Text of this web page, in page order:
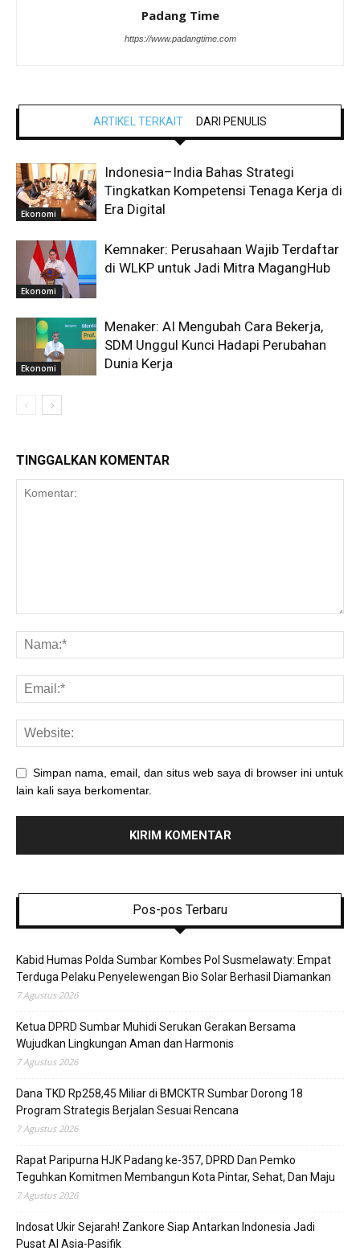
Padang Time
https://www.padangtime.com
ARTIKEL TERKAIT DARI PENULIS
Ekonomi
Indonesia–India Bahas Strategi
Tingkatkan Kompetensi Tenaga Kerja di
Era Digital
Ekonomi
Kemnaker: Perusahaan Wajib Terdaftar
di WLKP untuk Jadi Mitra MagangHub
Ekonomi
Menaker: AI Mengubah Cara Bekerja,
SDM Unggul Kunci Hadapi Perubahan
Dunia Kerja
TINGGALKAN KOMENTAR
Simpan nama, email, dan situs web saya di browser ini untuk
lain kali saya berkomentar.
Pos-pos Terbaru
Kabid Humas Polda Sumbar Kombes Pol Susmelawaty: Empat
Terduga Pelaku Penyelewengan Bio Solar Berhasil Diamankan
7 Agustus 2026
Ketua DPRD Sumbar Muhidi Serukan Gerakan Bersama
Wujudkan Lingkungan Aman dan Harmonis
7 Agustus 2026
Dana TKD Rp258,45 Miliar di BMCKTR Sumbar Dorong 18
Program Strategis Berjalan Sesuai Rencana
7 Agustus 2026
Rapat Paripurna HJK Padang ke-357, DPRD Dan Pemko
Teguhkan Komitmen Membangun Kota Pintar, Sehat, Dan Maju
7 Agustus 2026
Indosat Ukir Sejarah! Zankore Siap Antarkan Indonesia Jadi
Pusat AI Asia-Pasifik